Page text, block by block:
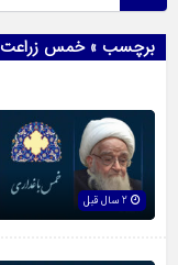
برچسب » خمس زراعت